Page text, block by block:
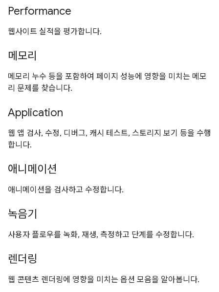
Performance
웹사이트 실적을 평가합니다.
메모리
메모리 누수 등을 포함하여 페이지 성능에 영향을 미치는 메모
리 문제를 찾습니다.
Application
웹 앱 검사, 수정, 디버그, 캐시 테스트, 스토리지 보기 등을 수행
합니다.
애니메이션
애니메이션을 검사하고 수정합니다.
녹음기
사용자 플로우를 녹화, 재생, 측정하고 단계를 수정합니다.
렌더링
웹 콘텐츠 렌더링에 영향을 미치는 옵션 모음을 알아봅니다.